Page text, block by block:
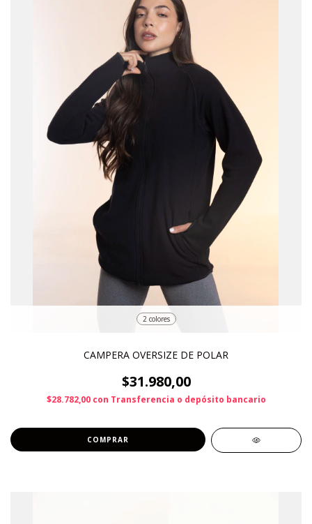
2 colores
CAMPERA OVERSIZE DE POLAR
$31.980,00
$28.782,00 con Transferencia o depósito bancario
COMPRAR